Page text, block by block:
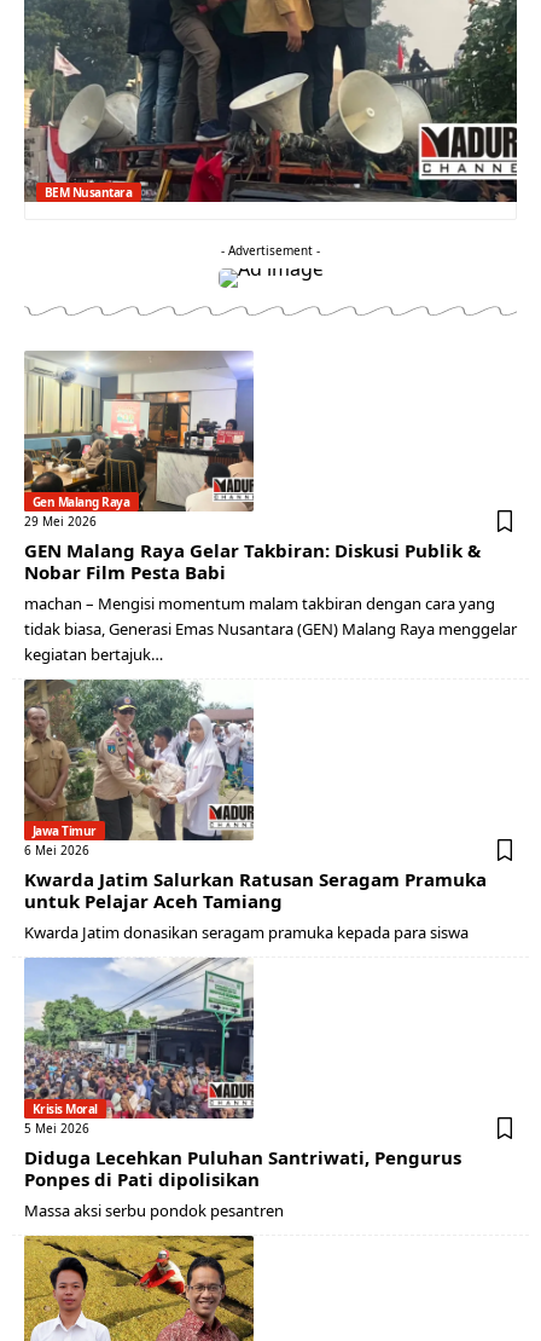
BEM Nusantara
- Advertisement -
Gen Malang Raya
29 Mei 2026
GEN Malang Raya Gelar Takbiran: Diskusi Publik &
Nobar Film Pesta Babi
machan – Mengisi momentum malam takbiran dengan cara yang
tidak biasa, Generasi Emas Nusantara (GEN) Malang Raya menggelar
kegiatan bertajuk…
Jawa Timur
6 Mei 2026
Kwarda Jatim Salurkan Ratusan Seragam Pramuka
untuk Pelajar Aceh Tamiang
Kwarda Jatim donasikan seragam pramuka kepada para siswa
Krisis Moral
5 Mei 2026
Diduga Lecehkan Puluhan Santriwati, Pengurus
Ponpes di Pati dipolisikan
Massa aksi serbu pondok pesantren